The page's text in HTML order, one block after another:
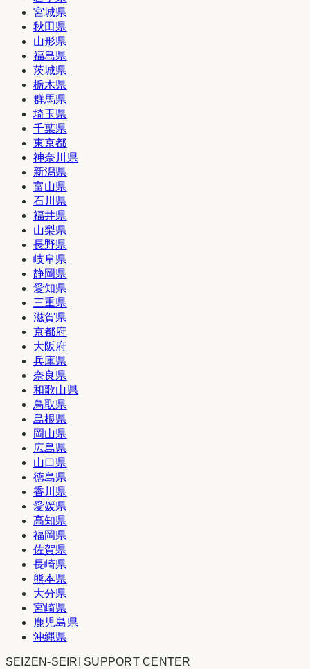
宮城県
秋田県
山形県
福島県
茨城県
栃木県
群馬県
埼玉県
千葉県
東京都
神奈川県
新潟県
富山県
石川県
福井県
山梨県
長野県
岐阜県
静岡県
愛知県
三重県
滋賀県
京都府
大阪府
兵庫県
奈良県
和歌山県
鳥取県
島根県
岡山県
広島県
山口県
徳島県
香川県
愛媛県
高知県
福岡県
佐賀県
長崎県
熊本県
大分県
宮崎県
鹿児島県
沖縄県
SEIZEN-SEIRI SUPPORT CENTER